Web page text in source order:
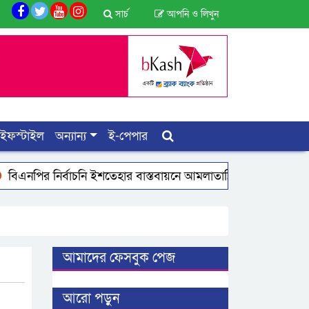
আপনি ও লিখুন
সার্চ
অন্যান্য ই-পেপার
ইশতেহার বাস্তবায়নে আমলাতান্ত্রিক জটিলতা পরিহার করে দ্রুত
আমাদের ফেসবুক পেজ
আরো পড়ুন